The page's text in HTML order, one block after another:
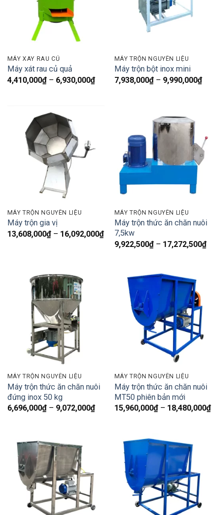
MÁY XAY RAU CỦ
Máy xát rau củ quả
4,410,000₫ – 6,930,000₫Khoảng
giá:
MÁY TRỘN NGUYÊN LIỆU
Máy trộn bột inox mini
7,938,000₫ – 9,990,000₫
giá:
MÁY TRỘN NGUYÊN LIỆU
Máy trộn gia vị
13,608,000₫ – 16,092,000₫Khoảng
giá:
16,092,000₫
MÁY TRỘN NGUYÊN LIỆU
Máy trộn thức ăn chăn nuôi
7,5kw
9,922,500₫ – 17,272,500₫
giá:
MÁY TRỘN NGUYÊN LIỆU
Máy trộn thức ăn chăn nuôi
đứng inox 50 kg
6,696,000₫ – 9,072,000₫Khoảng
9,072,000₫
MÁY TRỘN NGUYÊN LIỆU
Máy trộn thức ăn chăn nuôi
MT50 phiên bản mới
15,960,000₫ – 18,480,000₫